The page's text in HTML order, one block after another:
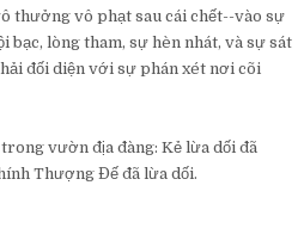
thưởng vô phạt sau cái chết--vào sự
bạc, lòng tham, sự hèn nhát, và sự sát
đối diện với sự phán xét nơi cõi
vườn địa đàng: Kẻ lừa dối đã
Thượng Đế đã lừa dối.